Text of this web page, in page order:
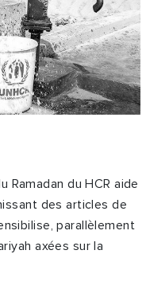
Ramadan du HCR aide
des articles de
parallèlement
axées sur la